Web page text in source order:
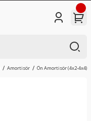
Amortisör Ön Amortisör (4x2-4x4)